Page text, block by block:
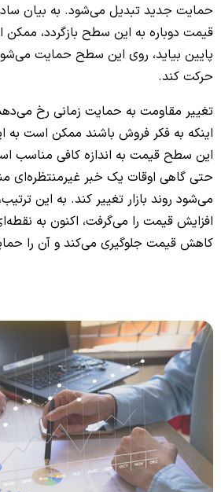
حمایت جدید تبدیل می‌شود. به بیان
قیمت دوباره به این سطح بازگردد،
پایین بیاید، روی این سطح حمایت
حرکت کند.
تغییر مقاومت به حمایت زمانی رخ
اینکه به فکر فروش باشند ممکن است به
این سطح قیمت به اندازه کافی مناسب
حتی گاهی اوقات یک خبر غیرمنتظره‌ای
می‌شود روند بازار تغییر کند. به این
افزایش قیمت را می‌گرفت، اکنون به
کاهش قیمت جلوگیری می‌کند و آن را